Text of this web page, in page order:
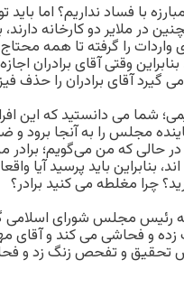
با فساد نداریم؟ اما
ملایر دو کارخانه دارند،
واردات را گرفته تا همه
وقتی آقای برادران
گیرد آقای برادران را حذف
شما می دانستید که این
مجلس را به آنجا برود
در حالی که من می‌گویم؛
بنابراین باید پرسید آیا
چرا مغلطه می کنید برادر؟
مجلس شورای اسلامی
و فحاشی می کند و آقای
تحقیق و تفحص زنگ زد و